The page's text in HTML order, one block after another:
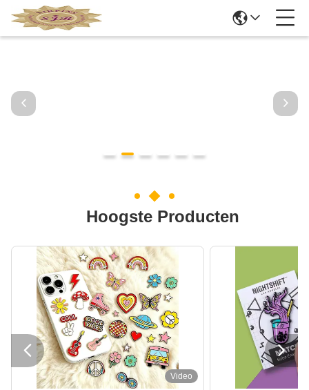
Hoogste Producten
Video
 